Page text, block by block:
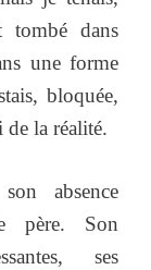
tombé dans
une forme
bloquée,
de la réalité.
absence
père. Son
ses